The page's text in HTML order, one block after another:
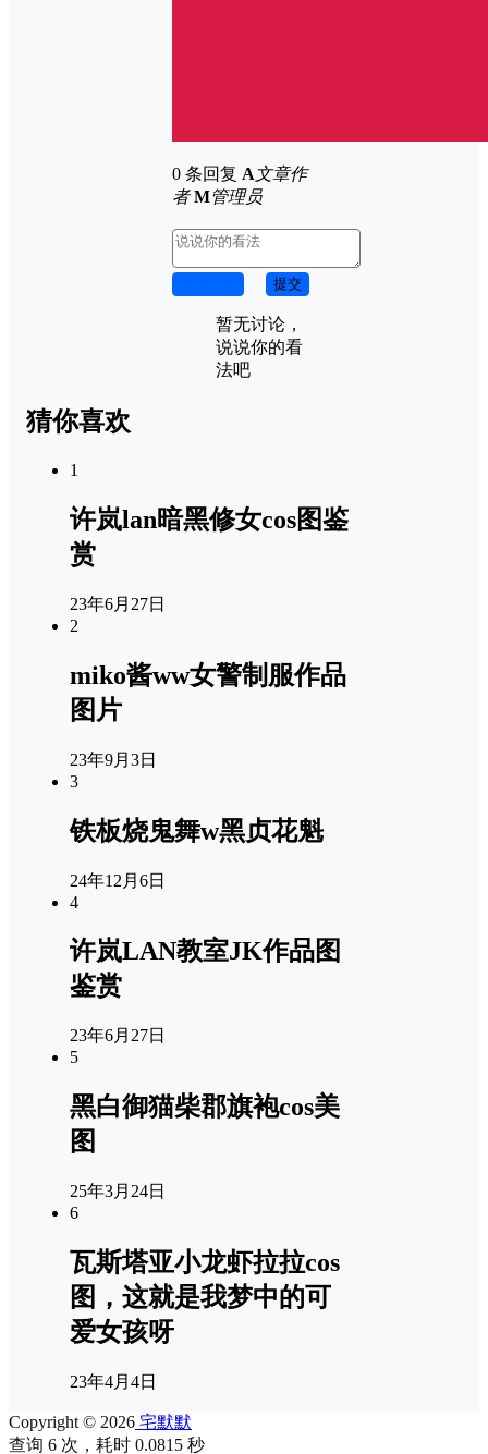
0 条回复 A文章作
者 M管理员
提交
暂无讨论，
说说你的看
法吧
猜你喜欢
1
许岚lan暗黑修女cos图鉴
赏
23年6月27日
2
miko酱ww女警制服作品
图片
23年9月3日
3
铁板烧鬼舞w黑贞花魁
24年12月6日
4
许岚LAN教室JK作品图
鉴赏
23年6月27日
5
黑白御猫柴郡旗袍cos美
图
25年3月24日
6
瓦斯塔亚小龙虾拉拉cos
图，这就是我梦中的可
爱女孩呀
23年4月4日
Copyright © 2026 宅默默
查询 6 次，耗时 0.0815 秒